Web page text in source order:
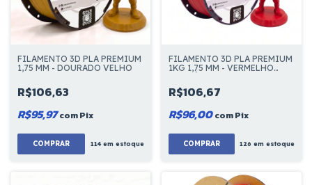
FILAMENTO 3D PLA PREMIUM
1,75 MM - DOURADO VELHO
R$106,63
R$95,97comPix
COMPRAR 114em estoque
FILAMENTO 3D PLA PREMIUM
1KG 1,75 MM - VERMELHO
R$106,67
R$96,00comPix
126 em estoque